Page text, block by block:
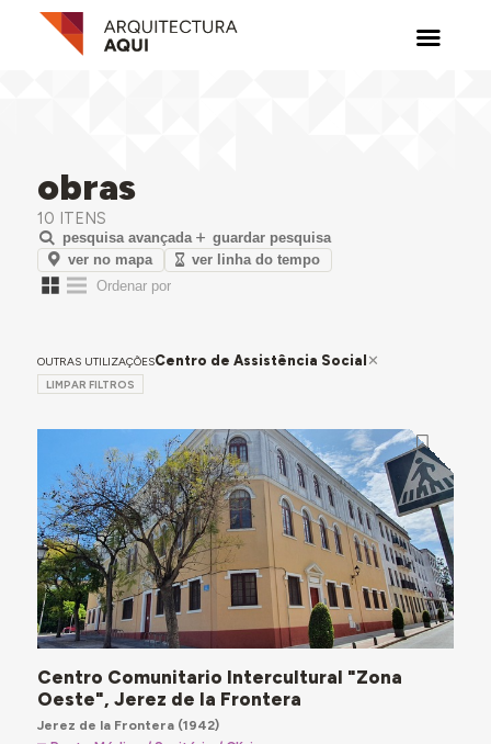
obras
10 ITENS
pesquisa avançada
guardar pesquisa
ver no mapa
ver linha do tempo
OUTRAS UTILIZAÇÕESCentro de Assistência Social
LIMPAR FILTROS
Centro Comunitario Intercultural "Zona
Oeste", Jerez de la Frontera
Jerez de la Frontera(1942)